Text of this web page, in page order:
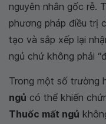
nguyên nhân gốc rễ.
phương pháp điều trị
tạo và sắp xếp lại
ngủ chứ không phải
Trong một số trường
ngủ có thể khiến
Thuốc mất ngủ